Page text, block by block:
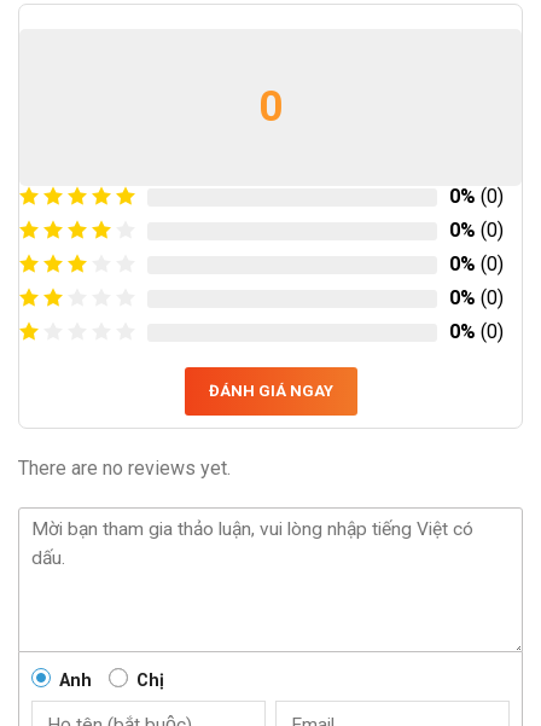
0
0% (0)
0% (0)
0% (0)
0% (0)
0% (0)
ĐÁNH GIÁ NGAY
There are no reviews yet.
Anh Chị